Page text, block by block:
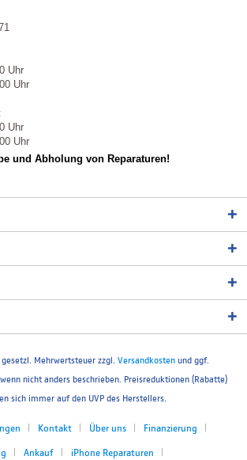
Uhr
Uhr
Uhr
Uhr
und Abholung von Reparaturen!
Mehrwertsteuer zzgl. Versandkostenund ggf.
nicht anders beschrieben. Preisreduktionen (Rabatte)
sich immer auf den UVP des Herstellers.
Kontakt Über uns Finanzierung
Ankauf iPhone Reparaturen